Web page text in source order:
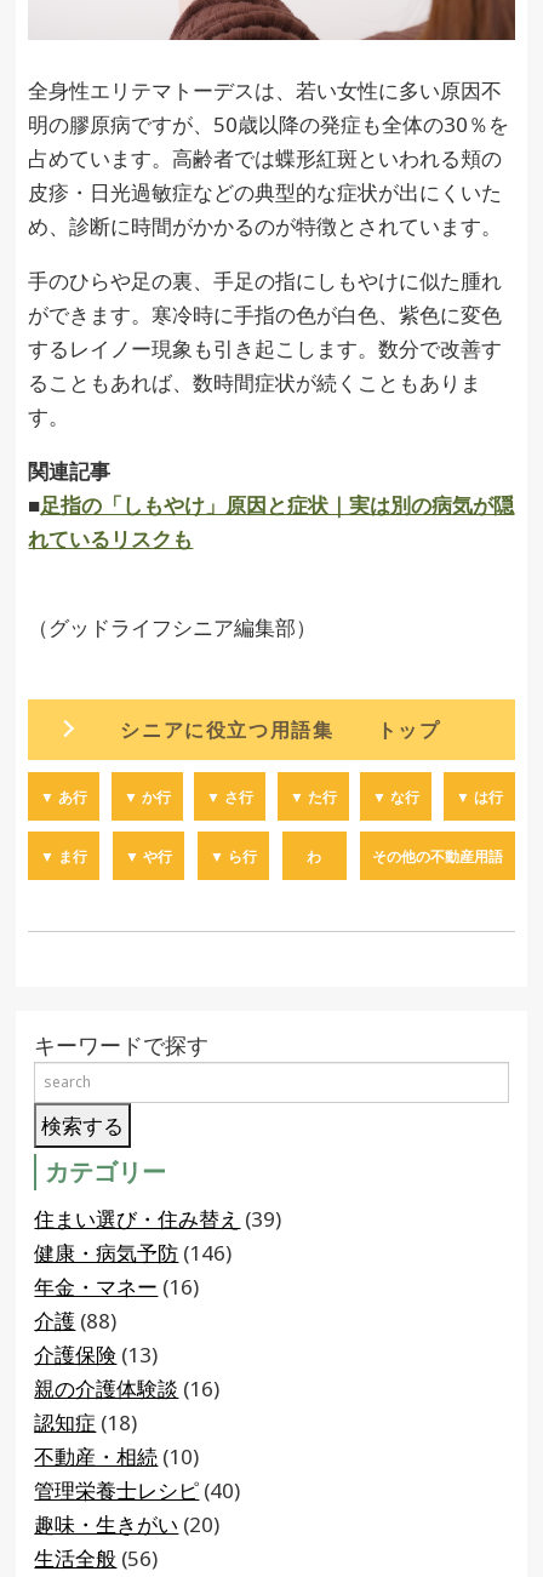
全身性エリテマトーデスは、若い女性に多い原因不
明の膠原病ですが、50歳以降の発症も全体の30％を
占めています。高齢者では蝶形紅斑といわれる頬の
皮疹・日光過敏症などの典型的な症状が出にくいた
め、診断に時間がかかるのが特徴とされています。
手のひらや足の裏、手足の指にしもやけに似た腫れ
ができます。寒冷時に手指の色が白色、紫色に変色
するレイノー現象も引き起こします。数分で改善す
ることもあれば、数時間症状が続くこともありま
す。
関連記事
■足指の「しもやけ」原因と症状｜実は別の病気が隠
れているリスクも
（グッドライフシニア編集部）
シニアに役立つ用語集 トップ
▼ あ行 ▼ か行 ▼ さ行 ▼ た行 ▼ な行 ▼ は行
▼ ま行 ▼ や行 ▼ ら行 わ その他の不動産用語
キーワードで探す
カテゴリー
住まい選び・住み替え (39)
健康・病気予防 (146)
年金・マネー (16)
介護 (88)
介護保険 (13)
親の介護体験談 (16)
認知症 (18)
不動産・相続 (10)
管理栄養士レシピ (40)
趣味・生きがい (20)
生活全般 (56)